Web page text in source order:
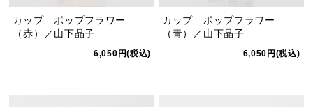
カップ ポップフラワー
（赤）／山下晶子
6,050円(税込)
カップ ポップフラワー
（青）／山下晶子
6,050円(税込)